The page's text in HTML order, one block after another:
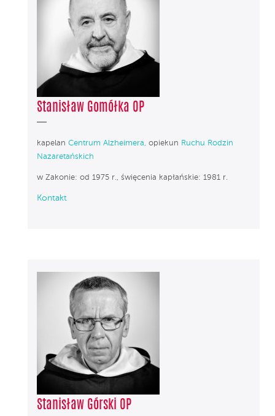
Stanisław Gomółka OP
kapelan Centrum Alzheimera, opiekun Ruchu Rodzin
Nazaretańskich
w Zakonie: od 1975 r., święcenia kapłańskie: 1981 r.
Kontakt
Stanisław Górski OP